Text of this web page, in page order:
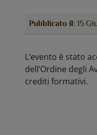
Pubblicato il: 15
L’evento è stato
dell’Ordine degli
crediti formativi.